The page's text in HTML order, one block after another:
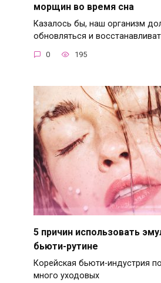
морщин во время сна
Казалось бы, наш организм
обновляться и
0 195
5 причин использовать
бьюти-рутине
Корейская бьюти-индустрия
много уходовых